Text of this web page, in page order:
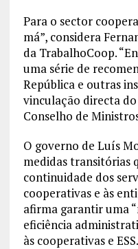
Para o sector
má”, considera
da TrabalhoCoop.
uma série de
República e outras
vinculação directa
Conselho de
O governo de Luís
medidas transitórias
continuidade dos
cooperativas e às
afirma garantir uma
eficiência
às cooperativas e